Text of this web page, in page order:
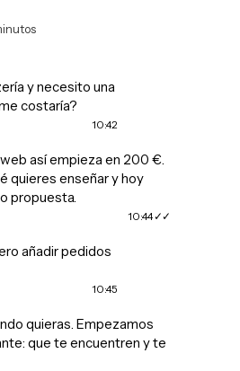
y necesito una
costaría?
10:42
web así empieza en 200 €.
quieres enseñar y hoy
propuesta.
10:44
añadir pedidos
10:45
quieras. Empezamos
que te encuentren y te